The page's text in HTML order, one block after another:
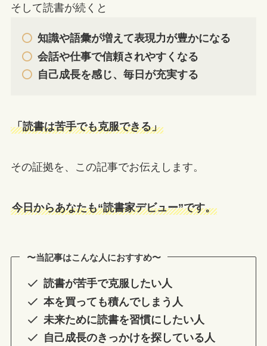
そして読書が続くと
知識や語彙が増えて表現力が豊かになる
会話や仕事で信頼されやすくなる
自己成長を感じ、毎日が充実する
「読書は苦手でも克服できる」
その証拠を、この記事でお伝えします。
今日からあなたも“読書家デビュー”です。
〜当記事はこんな人におすすめ〜
読書が苦手で克服したい人
本を買っても積んでしまう人
未来ために読書を習慣にしたい人
自己成長のきっかけを探している人